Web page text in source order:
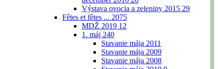
Výstava ovocia a zeleniny 2015 29
Fêtes et fêtes ... 2075
MDŽ 2019 12
1. máj 240
Stavanie mája 2011
Stavanie mája 2009
Stavanie mája 2008